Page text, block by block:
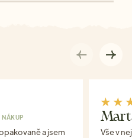
NÁKUP
a jsem
Vše v